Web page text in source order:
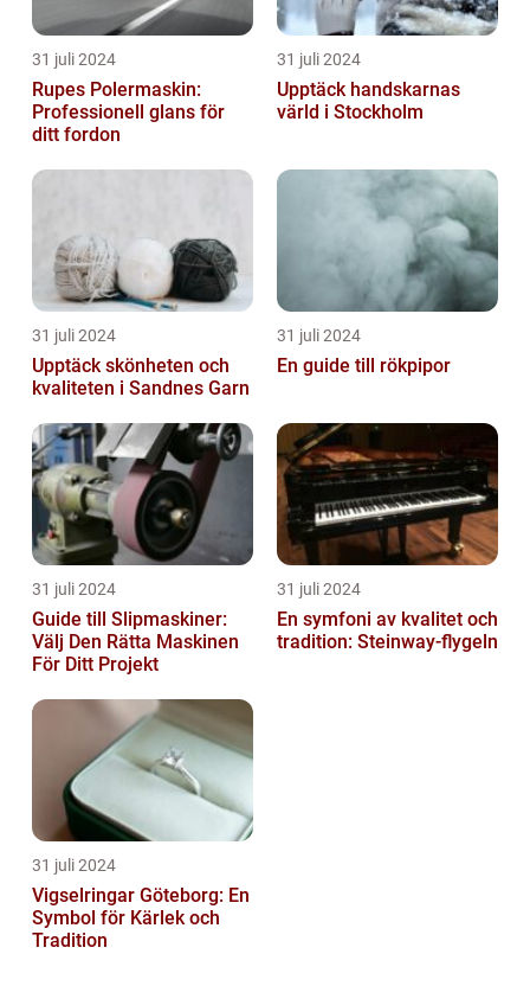
31 juli 2024
Rupes Polermaskin:
Professionell glans för
ditt fordon
31 juli 2024
Upptäck handskarnas
värld i Stockholm
31 juli 2024
Upptäck skönheten och
kvaliteten i Sandnes Garn
31 juli 2024
En guide till rökpipor
31 juli 2024
Guide till Slipmaskiner:
Välj Den Rätta Maskinen
För Ditt Projekt
31 juli 2024
En symfoni av kvalitet och
tradition: Steinway-flygeln
31 juli 2024
Vigselringar Göteborg: En
Symbol för Kärlek och
Tradition